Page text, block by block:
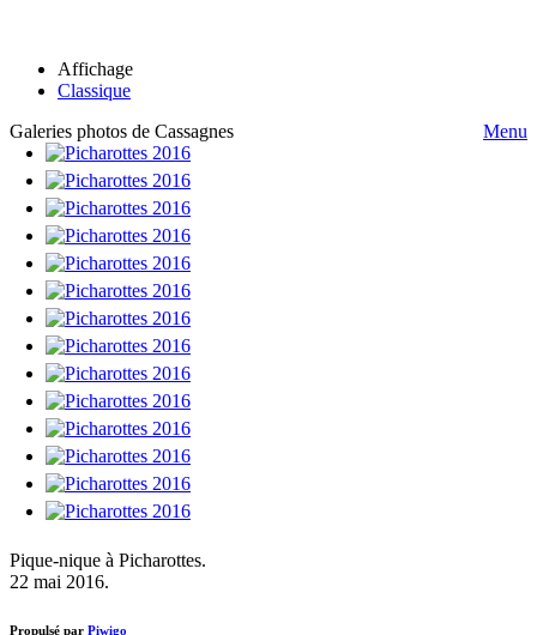
Affichage
Classique
Galeries photos de Cassagnes
Menu
Pique-nique à Picharottes.
22 mai 2016.
Propulsé par Piwigo